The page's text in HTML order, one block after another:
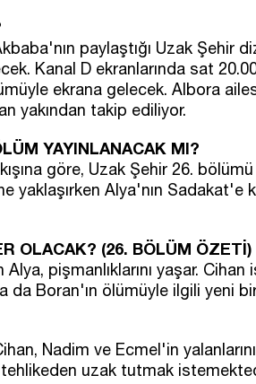
paylaştığı Uzak Şehir
Kanal D ekranlarında sat
ekrana gelecek. Albora
yakından takip ediliyor.
YAYINLANACAK MI?
göre, Uzak Şehir 26.
yaklaşırken Alya'nın Sadakat'e
OLACAK? (26. BÖLÜM ÖZETİ)
pişmanlıklarını yaşar. Cihan
da Boran'ın ölümüyle ilgili yeni
Nadim ve Ecmel'in
uzak tutmak